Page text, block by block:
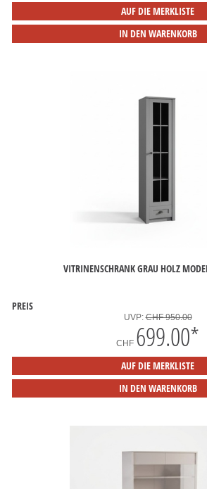
AUF DIE MERKLISTE
IN DEN WARENKORB
VITRINENSCHRANK GRAU HOLZ
PREIS
UVP:CHF 950.00
CHF 699.00*
AUF DIE MERKLISTE
IN DEN WARENKORB